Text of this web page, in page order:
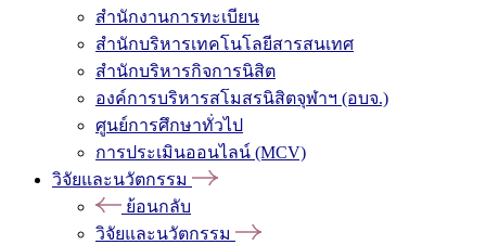
สำนักงานการทะเบียน
สำนักบริหารเทคโนโลยีสารสนเทศ
สำนักบริหารกิจการนิสิต
องค์การบริหารสโมสรนิสิตจุฬาฯ (อบจ.)
ศูนย์การศึกษาทั่วไป
การประเมินออนไลน์ (MCV)
วิจัยและนวัตกรรม
ย้อนกลับ
วิจัยและนวัตกรรม